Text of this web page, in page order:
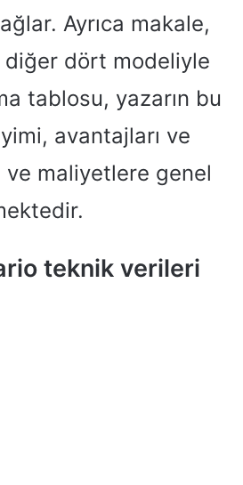
Ayrıca makale,
diğer dört modeliyle
tablosu, yazarın bu
avantajları ve
ve maliyetlere genel
teknik verileri